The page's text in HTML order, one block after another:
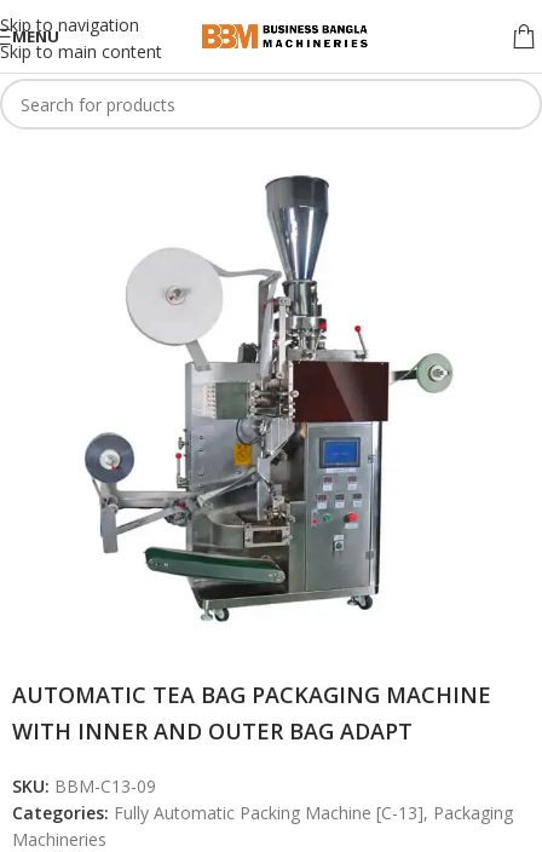
Skip to navigation
Skip to main content
MENU
AUTOMATIC TEA BAG PACKAGING MACHINE
WITH INNER AND OUTER BAG ADAPT
SKU: BBM-C13-09
Categories: Fully Automatic Packing Machine [C-13], Packaging
Machineries